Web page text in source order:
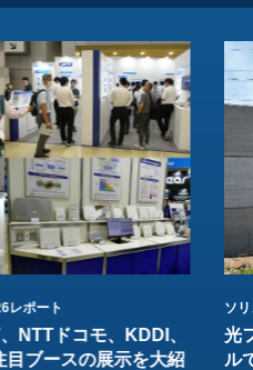
レポート
NTTドコモ、KDDI、
ブースの展示を大紹
ソ
光
ル